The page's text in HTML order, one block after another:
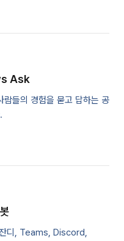
Ask
람들의 경험을 묻고 답하는 공
디, Teams, Discord,